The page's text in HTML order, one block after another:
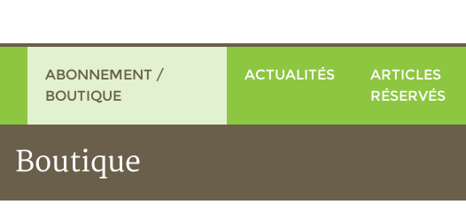
ABONNEMENT /
BOUTIQUE
ACTUALITÉS
ARTICLES
RÉSERVÉS
Boutique